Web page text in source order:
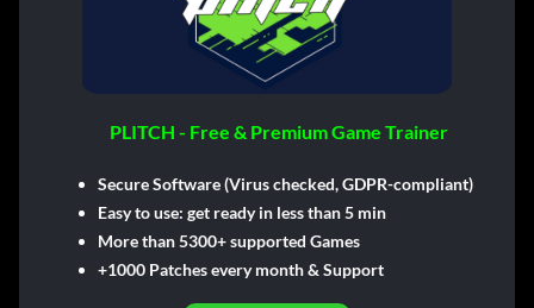
PLITCH - Free & Premium Game Trainer
Secure Software (Virus checked, GDPR-compliant)
Easy to use: get ready in less than 5 min
More than 5300+ supported Games
+1000 Patches every month & Support